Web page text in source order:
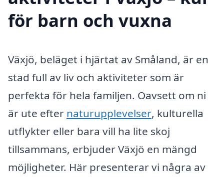
för barn och vuxna
Växjö, beläget i hjärtat av Småland, är en
stad full av liv och aktiviteter som är
perfekta för hela familjen. Oavsett om ni
är ute efter naturupplevelser, kulturella
utflykter eller bara vill ha lite skoj
tillsammans, erbjuder Växjö en mängd
möjligheter. Här presenterar vi några av